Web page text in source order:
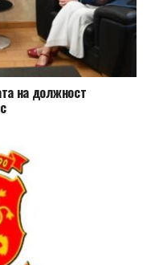
на должност